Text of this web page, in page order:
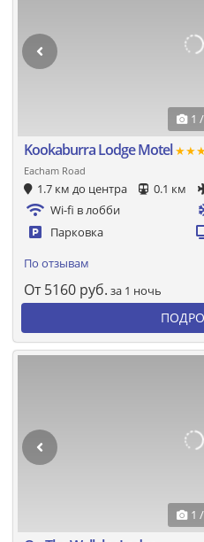
1
Kookaburra Lodge Motel
Eacham Road
1.7 км до центра 0.1 км
Wi-fi в лобби
Парковка
По отзывам
От 5160 руб. за 1 ночь
1